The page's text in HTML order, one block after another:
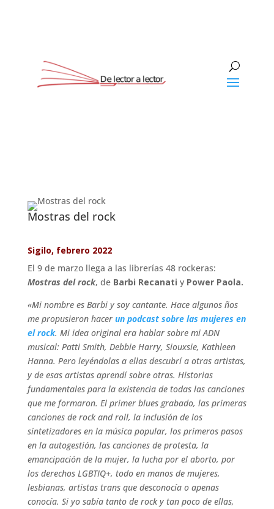
Mostras del rock
Sigilo, febrero 2022
El 9 de marzo llega a las librerías 48 rockeras:
Mostras del rock, de Barbi Recanati y Power Paola.
«Mi nombre es Barbi y soy cantante. Hace algunos ños
me propusieron hacer un podcast sobre las mujeres en
el rock. Mi idea original era hablar sobre mi ADN
musical: Patti Smith, Debbie Harry, Siouxsie, Kathleen
Hanna. Pero leyéndolas a ellas descubrí a otras artistas,
y de esas artistas aprendí sobre otras. Historias
fundamentales para la existencia de todas las canciones
que me formaron. El primer blues grabado, las primeras
canciones de rock and roll, la inclusión de los
sintetizadores en la música popular, los primeros pasos
en la autogestión, las canciones de protesta, la
emancipación de la mujer, la lucha por el aborto, por
los derechos LGBTIQ+, todo en manos de mujeres,
lesbianas, artistas trans que desconocía o apenas
conocía. Si yo sabía tanto de rock y tan poco de ellas,